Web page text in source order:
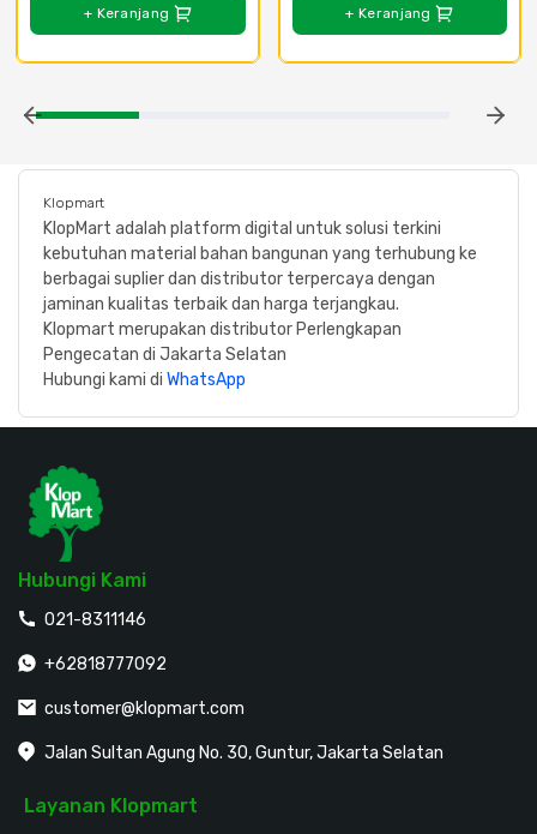
+ Keranjang + Keranjang
Klopmart
KlopMart adalah platform digital untuk solusi terkini
kebutuhan material bahan bangunan yang terhubung ke
berbagai suplier dan distributor terpercaya dengan
jaminan kualitas terbaik dan harga terjangkau.
Klopmart merupakan distributor Perlengkapan
Pengecatan di Jakarta Selatan
Hubungi kami di WhatsApp
Hubungi Kami
021-8311146
+62818777092
customer@klopmart.com
Jalan Sultan Agung No. 30, Guntur, Jakarta Selatan
Layanan Klopmart